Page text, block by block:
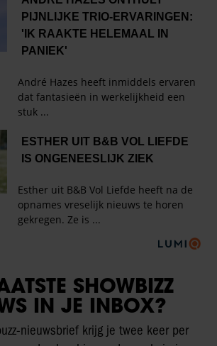
SHOWBIZZ
IN JE INBOX?
nieuwsbrief krijg je twee keer per